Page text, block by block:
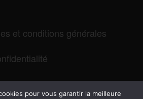
et conditions générales
pour vous garantir la meilleure